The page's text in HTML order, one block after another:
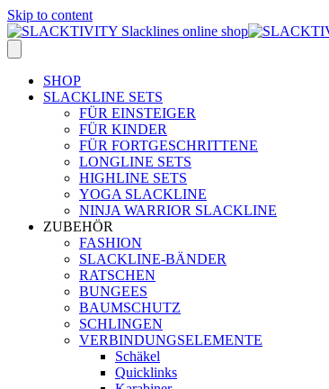
Skip to content
SHOP
SLACKLINE SETS
FÜR EINSTEIGER
FÜR KINDER
FÜR FORTGESCHRITTENE
LONGLINE SETS
HIGHLINE SETS
YOGA SLACKLINE
NINJA WARRIOR SLACKLINE
ZUBEHÖR
FASHION
SLACKLINE-BÄNDER
RATSCHEN
BUNGEES
BAUMSCHUTZ
SCHLINGEN
VERBINDUNGSELEMENTE
Schäkel
Quicklinks